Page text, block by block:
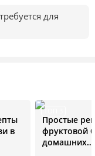
для
в
ТОП 3
Простые
фруктовой
домашних